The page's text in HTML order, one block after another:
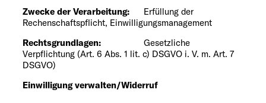
Zwecke der Verarbeitung: Erfüllung der
Rechenschaftspflicht, Einwilligungsmanagement
Rechtsgrundlagen: Gesetzliche
Verpflichtung (Art. 6 Abs. 1 lit. c) DSGVO i. V. m. Art. 7
DSGVO)
Einwilligung verwalten/Widerruf